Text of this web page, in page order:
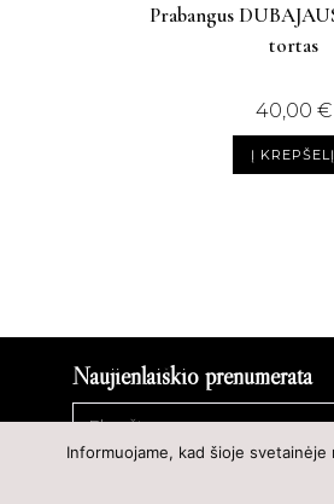
Prabangus
tortas
40,00 €
Į KREPŠELĮ
Naujienlaiškio prenumerata
Informuojame, kad šioje